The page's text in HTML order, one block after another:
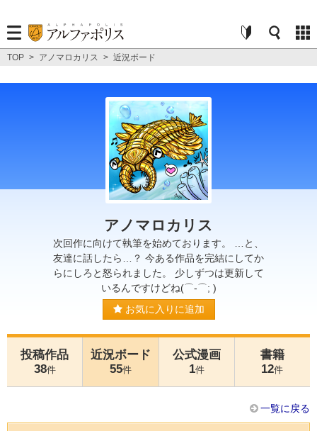
TOP > アノマロカリス > 近況ボード
アノマロカリス
次回作に向けて執筆を始めております。 …と、
友達に話したら…？ 今ある作品を完結にしてか
らにしろと怒られました。 少しずつは更新して
いるんですけどね(⌒-⌒; )
お気に入りに追加
投稿作品
38件
近況ボード
55件
公式漫画
1件
書籍
12件
一覧に戻る